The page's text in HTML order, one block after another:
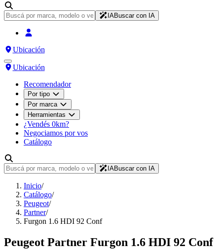
IABuscar con IA
Ubicación
Ubicación
Recomendador
Por tipo
Por marca
Herramientas
¿Vendés 0km?
Negociamos por vos
Catálogo
IABuscar con IA
Inicio/
Catálogo/
Peugeot/
Partner/
Furgon 1.6 HDI 92 Conf
Peugeot Partner Furgon 1.6 HDI 92 Conf